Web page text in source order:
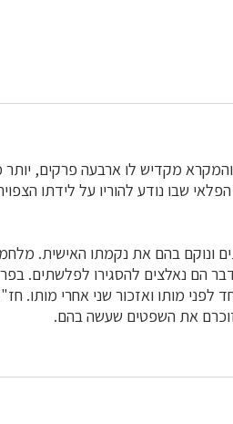
מקדיש לו ארבעה פרקים,
שבו נודע להוריו על לידתו
ונוקם בהם את נקמתו האישית.
הם נאלצים להסגירו לפלשתים.
מותו ואזכור שני אחרי מותו.
את השפטים שעשה בהם.